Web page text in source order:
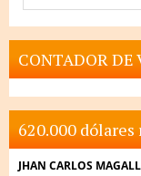
CONTADOR DE
620.000
JHAN CARLOS